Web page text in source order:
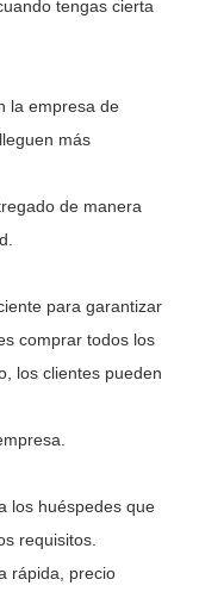
tengas cierta
la empresa de
más
de manera
para garantizar
comprar todos los
los clientes pueden
los huéspedes que
requisitos.
rápida, precio